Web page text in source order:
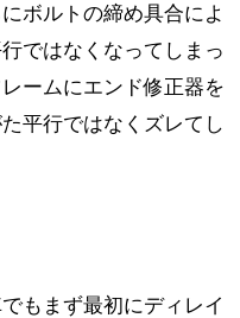
ボルトの締め具合によ
ではなくなってしまっ
ームにエンド修正器を
平行ではなくズレてし
もまず最初にディレイ